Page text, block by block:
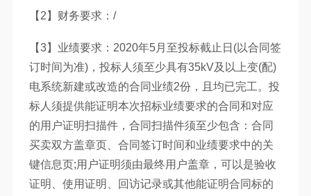
【2】财务要求：/
【3】业绩要求：2020年5月至投标截止日(以合同签
订时间为准)，投标人须至少具有35kV及以上变(配)
电系统新建或改造的合同业绩2份，且均已完工。投
标人须提供能证明本次招标业绩要求的合同和对应
的用户证明扫描件，合同扫描件须至少包含：合同
买卖双方盖章页、合同签订时间和业绩要求中的关
键信息页;用户证明须由最终用户盖章，可以是验收
证明、使用证明、回访记录或其他能证明合同标的